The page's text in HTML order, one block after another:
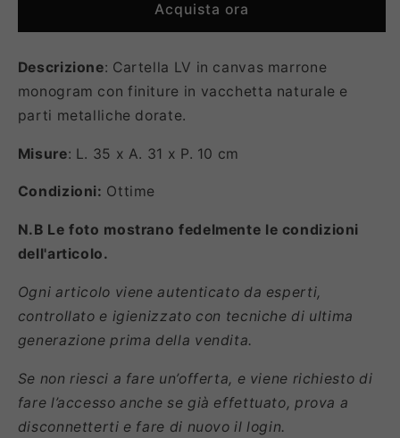
Acquista ora
Descrizione: Cartella LV in canvas marrone
monogram con finiture in vacchetta naturale e
parti metalliche dorate.
Misure: L. 35 x A. 31 x P. 10 cm
Condizioni: Ottime
N.B Le foto mostrano fedelmente le condizioni
dell'articolo.
Ogni articolo viene autenticato da esperti,
controllato e igienizzato con tecniche di ultima
generazione prima della vendita.
Se non riesci a fare un’offerta, e viene richiesto di
fare l’accesso anche se già effettuato, prova a
disconnetterti e fare di nuovo il login.